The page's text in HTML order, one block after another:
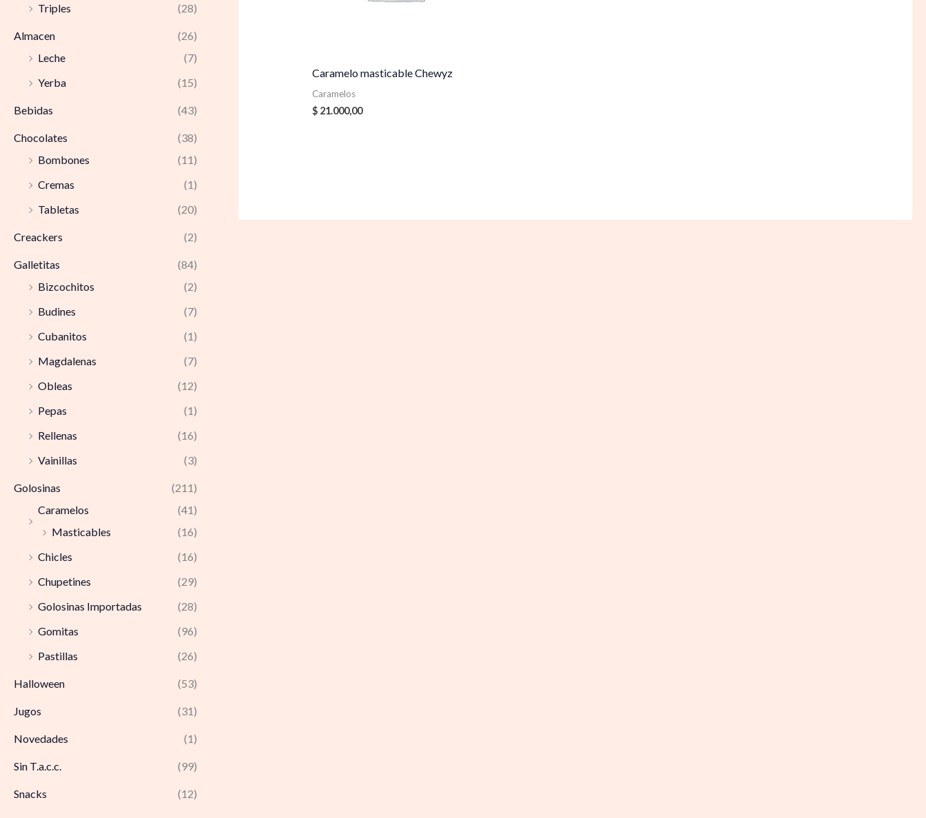
Triples
(28)
Almacen
(26)
Leche
(7)
Yerba
(15)
Bebidas (43)
Chocolates
(38)
Bombones
(11)
Cremas
(1)
Tabletas
(20)
Creackers (2)
Galletitas
(84)
Bizcochitos
(2)
Budines
(7)
Cubanitos
(1)
Magdalenas
(7)
Obleas
(12)
Pepas
(1)
Rellenas
(16)
Vainillas
(3)
Golosinas
(211)
Caramelos
(41)
Masticables
(16)
Chicles
(16)
Chupetines
(29)
Golosinas Importadas
(28)
Gomitas
(96)
Pastillas
(26)
Halloween (53)
Jugos (31)
Novedades (1)
Sin T.a.c.c. (99)
Snacks (12)
Caramelo masticable Chewyz
Caramelos
$21.000,00